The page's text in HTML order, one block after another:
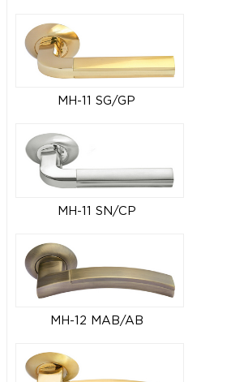
MH-11 SG/GP
MH-11 SN/CP
MH-12 MAB/AB